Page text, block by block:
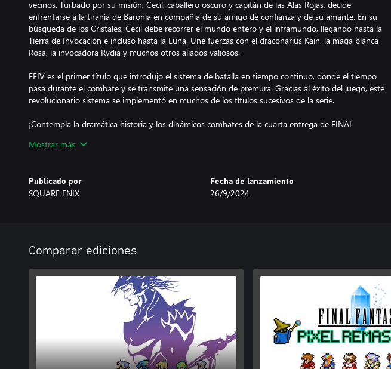
vecinos. Turbado por su misión, Cecil, caballero oscuro y capitán de las Alas Rojas, decide
enfrentarse a la tiranía de Baronia en compañía de su amigo de confianza y de su amante. En su
búsqueda de los Cristales, Cecil debe recorrer el mundo entero y el inframundo, llegando hasta la
Tierra de Invocación e incluso hasta la Luna. Une fuerzas con el draconarius Kain, la maga blanca
Rosa, la invocadora Rydia y muchos otros aliados valiosos.
FFIV es el primer título que introdujo el sistema de batalla en tiempo continuo, donde el tiempo
pasa durante el combate y se transmite una sensación de premura. Gracias al éxito del juego, este
revolucionario sistema se implementó en muchos de los títulos sucesivos de la serie.
¡Contempla la dramática historia y los dinámicos combates de la cuarta entrega de FINAL
■ ¡Vuelve a cobrar vida con nuevos gráficos y sonidos!
・Una actualización general de los gráficos pixelados en 2D, incluyendo los inconfundibles
■ ¡Jugabilidad mejorada!
・Incluye una IU modernizada, opciones de combate automático y más.
・Cambia la banda sonora de la nueva versión, creada para la remasterización pixelada, a la versión
original, que captura el sonido de la época.
・Ahora es posible alternar entre diferentes fuentes, incluida la fuente predeterminada y una fuente
pixelada basada en el ambiente del juego original.
・Nuevas funciones adicionales para expandir las opciones del juego: esto incluye desactivar los
encuentros aleatorios y ajustar los multiplicadores de experiencia obtenida entre 0 y 4.
・Ahonda en el mundo del juego con los contenidos extras del Bestiario, la Galería y el Reproductor
musical.
Mostrar más
Publicado por
SQUARE ENIX
Fecha de lanzamiento
26/9/2024
Comparar ediciones